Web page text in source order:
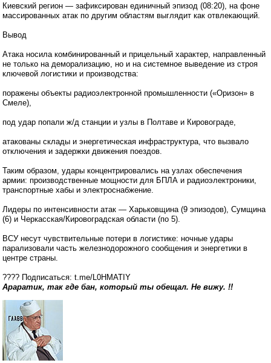
Киевский регион — зафиксирован единичный эпизод (08:20), на фоне
массированных атак по другим областям выглядит как отвлекающий.
Вывод
Атака носила комбинированный и прицельный характер, направленный
не только на деморализацию, но и на системное выведение из строя
ключевой логистики и производства:
поражены объекты радиоэлектронной промышленности («Оризон» в
Смеле),
под удар попали ж/д станции и узлы в Полтаве и Кировограде,
атакованы склады и энергетическая инфраструктура, что вызвало
отключения и задержки движения поездов.
Таким образом, удары концентрировались на узлах обеспечения
армии: производственные мощности для БПЛА и радиоэлектроники,
транспортные хабы и электроснабжение.
Лидеры по интенсивности атак — Харьковщина (9 эпизодов), Сумщина
(6) и Черкасская/Кировоградская области (по 5).
ВСУ несут чувствительные потери в логистике: ночные удары
парализовали часть железнодорожного сообщения и энергетики в
центре страны.
???? Подписаться: t.me/L0HMATIY
Араратик, так где бан, который ты обещал. Не вижу. !!